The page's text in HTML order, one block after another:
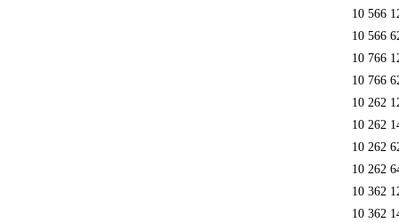
10 566
10 566
10 766
10 766
10 262
10 262
10 262
10 262
10 362
10 362